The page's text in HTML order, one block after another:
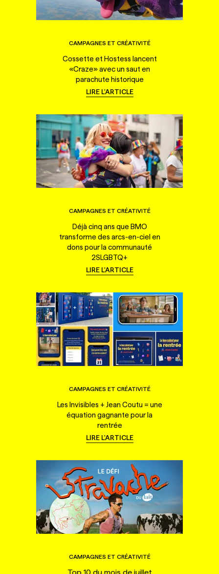
CAMPAGNES ET CRÉATIVITÉ
Cossette et Hostess lancent
«Craze» avec un saut en
parachute historique
LIRE L'ARTICLE
CAMPAGNES ET CRÉATIVITÉ
Déjà cinq ans que BMO
transforme des arcs-en-ciel en
dons pour la communauté
2SLGBTQ+
LIRE L'ARTICLE
CAMPAGNES ET CRÉATIVITÉ
Les Invisibles + Jean Coutu = une
équation gagnante pour la
rentrée
LIRE L'ARTICLE
CAMPAGNES ET CRÉATIVITÉ
Top 10 du mois de juillet